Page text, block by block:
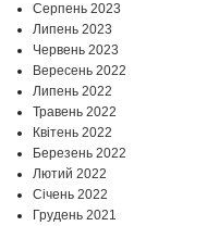
Серпень 2023
Липень 2023
Червень 2023
Вересень 2022
Липень 2022
Травень 2022
Квітень 2022
Березень 2022
Лютий 2022
Січень 2022
Грудень 2021